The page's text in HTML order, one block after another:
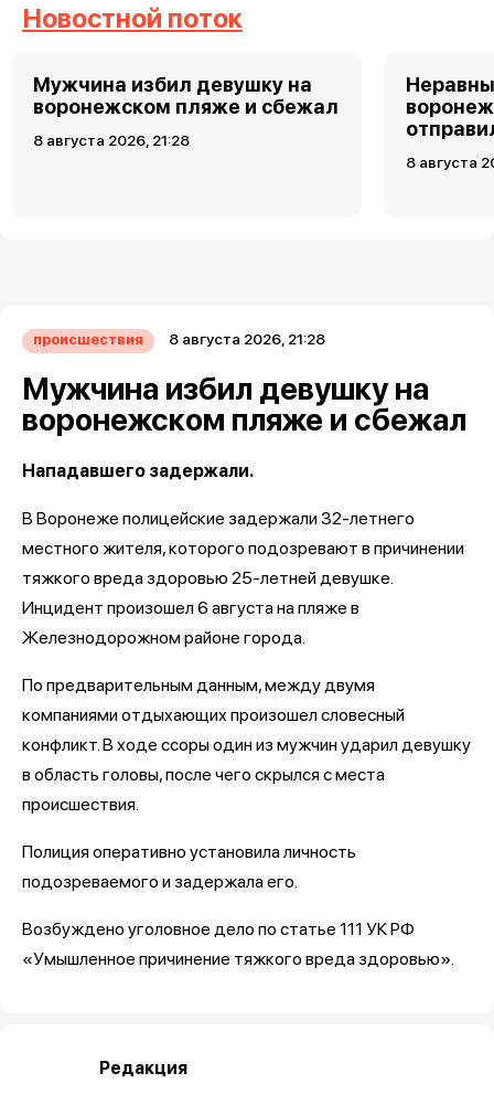
Новостной поток
Мужчина избил девушку на
воронежском пляже и сбежал
8 августа 2026, 21:28
8 августа
происшествия 8 августа 2026, 21:28
Мужчина избил девушку на
воронежском пляже и сбежал
Нападавшего задержали.
В Воронеже полицейские задержали 32-летнего
местного жителя, которого подозревают в причинении
тяжкого вреда здоровью 25-летней девушке.
Инцидент произошел 6 августа на пляже в
Железнодорожном районе города.
По предварительным данным, между двумя
компаниями отдыхающих произошел словесный
конфликт. В ходе ссоры один из мужчин ударил девушку
в область головы, после чего скрылся с места
происшествия.
Полиция оперативно установила личность
подозреваемого и задержала его.
Возбуждено уголовное дело по статье 111 УК РФ
«Умышленное причинение тяжкого вреда здоровью».
Редакция